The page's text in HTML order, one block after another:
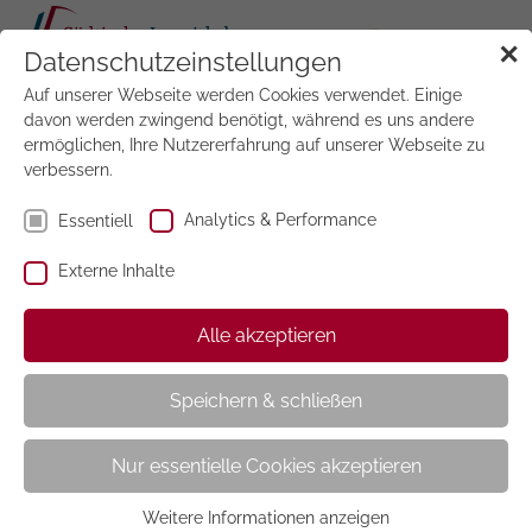
Jetzt
testen
EMOTION
✕
Datenschutzeinstellungen
Auf unserer Webseite werden Cookies verwendet. Einige
davon werden zwingend benötigt, während es uns andere
ermöglichen, Ihre Nutzererfahrung auf unserer Webseite zu
verbessern.
Essentiell Analytics & Performance
Externe Inhalte
Alle akzeptieren
Speichern & schließen
Nur essentielle Cookies akzeptieren
Weitere Informationen anzeigen